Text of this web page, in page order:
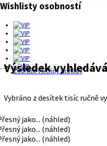
Wishlisty osobností
Zobrazit všechny wishlisty
Výsledek
Vybráno z desítek tisíc ručně